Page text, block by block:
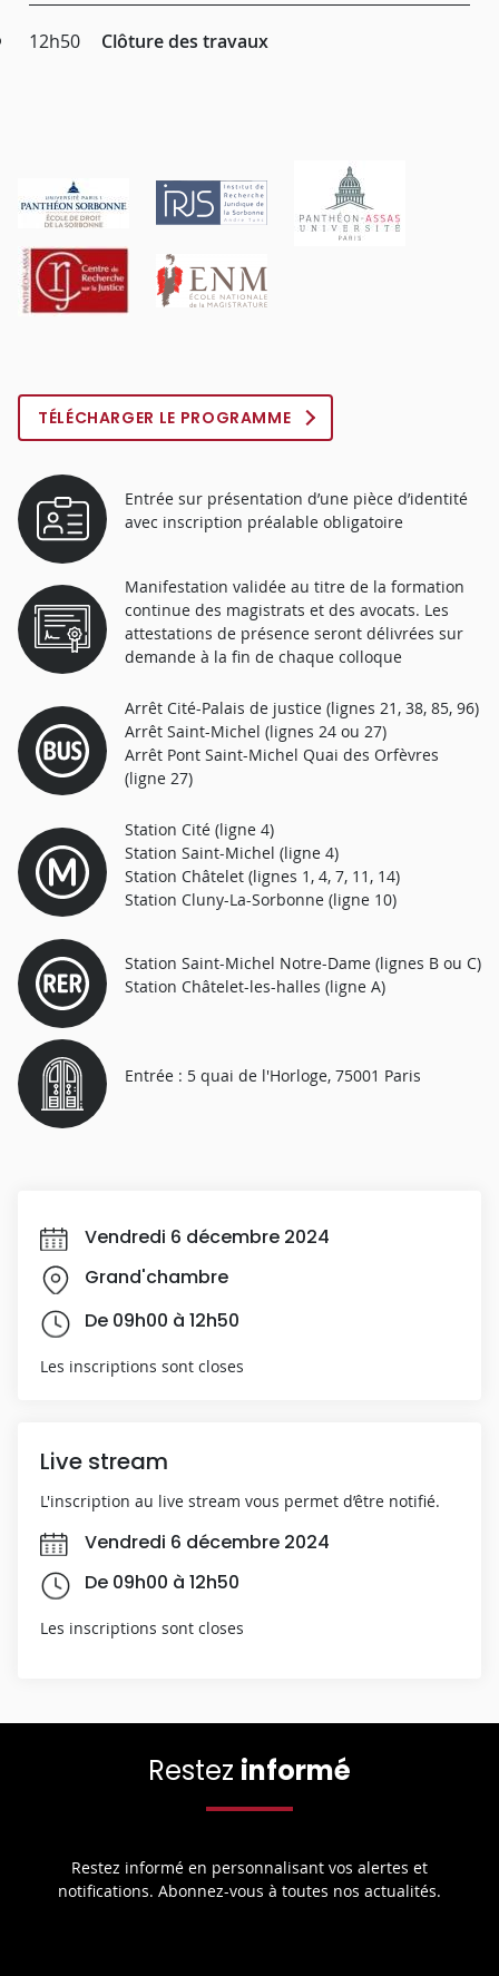
12h50 Clôture des travaux
TÉLÉCHARGER LE PROGRAMME
Entrée sur présentation d’une pièce d’identité
avec inscription préalable obligatoire
Manifestation validée au titre de la formation
continue des magistrats et des avocats. Les
attestations de présence seront délivrées sur
demande à la fin de chaque colloque
Arrêt Cité-Palais de justice (lignes 21, 38, 85, 96)
Arrêt Saint-Michel (lignes 24 ou 27)
Arrêt Pont Saint-Michel Quai des Orfèvres
(ligne 27)
Station Cité (ligne 4)
Station Saint-Michel (ligne 4)
Station Châtelet (lignes 1, 4, 7, 11, 14)
Station Cluny-La-Sorbonne (ligne 10)
Station Saint-Michel Notre-Dame (lignes B ou C)
Station Châtelet-les-halles (ligne A)
Entrée : 5 quai de l'Horloge, 75001 Paris
Vendredi 6 décembre 2024
Grand'chambre
De 09h00 à 12h50
Les inscriptions sont closes
Live stream
L'inscription au live stream vous permet d’être notifié.
Vendredi 6 décembre 2024
De 09h00 à 12h50
Les inscriptions sont closes
Restez informé
Restez informé en personnalisant vos alertes et
notifications. Abonnez-vous à toutes nos actualités.